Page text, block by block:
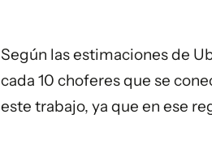
Según las estimaciones de
cada 10 choferes que se
este trabajo, ya que en ese